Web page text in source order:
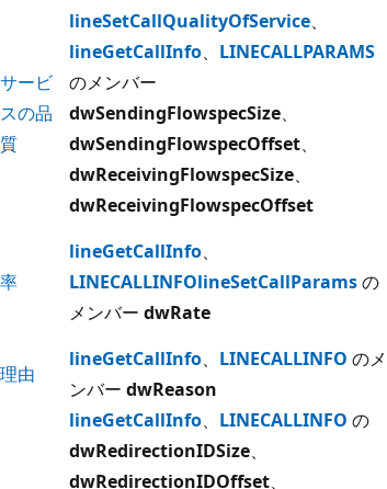
サービ
スの品
質
lineSetCallQualityOfService、
lineGetCallInfo、 LINECALLPARAMS
のメンバー
dwSendingFlowspecSize、
dwSendingFlowspecOffset、
dwReceivingFlowspecSize、
dwReceivingFlowspecOffset
率
lineGetCallInfo、
LINECALLINFOlineSetCallParamsの
メンバー dwRate
理由
lineGetCallInfo、 LINECALLINFO のメ
ンバー dwReason
lineGetCallInfo、 LINECALLINFO の
dwRedirectionIDSize、
dwRedirectionIDOffset、